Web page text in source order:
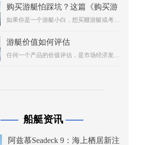
购买游艇怕踩坑？这篇《购买游
艇指南及注意事项》值得收藏
如果你是一个游艇小白，想买艘游艇或考个
掉进各种坑里。别着急，今天小编特意为您
整理了《购买游艇指南及注意事项》，相信
一定会让你受益匪浅！
游艇价值如何评估
任何一个产品的价值评估，是市场经济发展
发展有着极为重要的推进作用。
—— 船艇资讯 ——
阿兹慕Seadeck 9：海上栖居新注